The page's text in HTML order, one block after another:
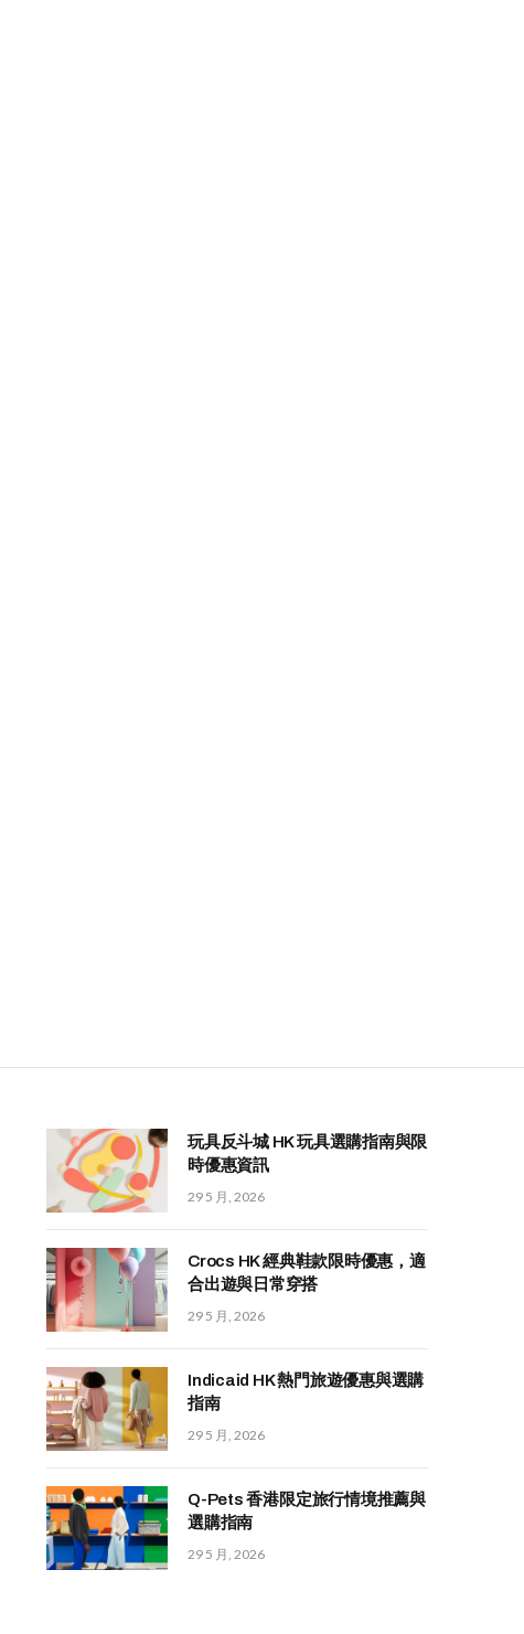
玩具反斗城 HK 玩具選購指南與限
時優惠資訊
29 5 月, 2026
Crocs HK 經典鞋款限時優惠，適
合出遊與日常穿搭
29 5 月, 2026
Indicaid HK 熱門旅遊優惠與選購
指南
29 5 月, 2026
Q-Pets 香港限定旅行情境推薦與
選購指南
29 5 月, 2026